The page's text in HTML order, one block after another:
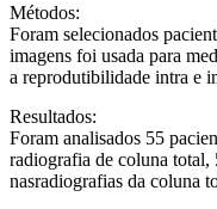
Métodos:
Foram selecionados
imagens foi usada para
a reprodutibilidade intra e
Resultados:
Foram analisados 55
radiografia de coluna
nasradiografias da coluna